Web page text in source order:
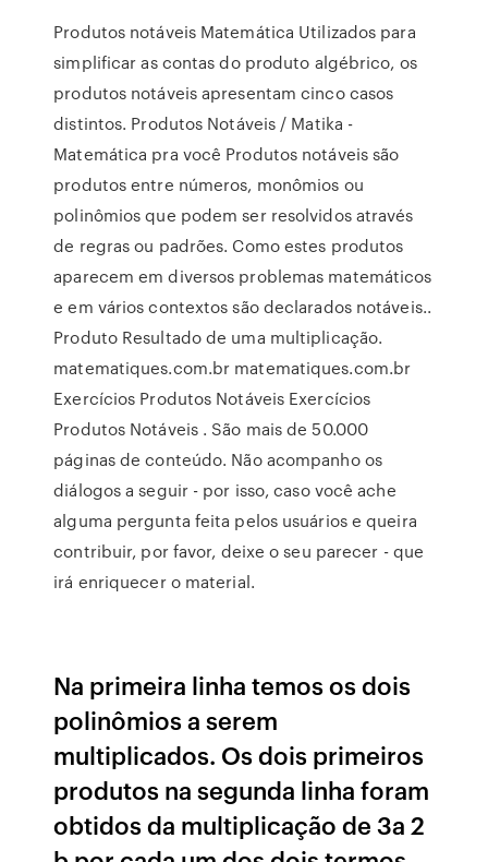
Produtos notáveis Matemática Utilizados para
simplificar as contas do produto algébrico, os
produtos notáveis apresentam cinco casos
distintos. Produtos Notáveis / Matika -
Matemática pra você Produtos notáveis são
produtos entre números, monômios ou
polinômios que podem ser resolvidos através
de regras ou padrões. Como estes produtos
aparecem em diversos problemas matemáticos
e em vários contextos são declarados notáveis..
Produto Resultado de uma multiplicação.
matematiques.com.br matematiques.com.br
Exercícios Produtos Notáveis Exercícios
Produtos Notáveis . São mais de 50.000
páginas de conteúdo. Não acompanho os
diálogos a seguir - por isso, caso você ache
alguma pergunta feita pelos usuários e queira
contribuir, por favor, deixe o seu parecer - que
irá enriquecer o material.
Na primeira linha temos os dois
polinômios a serem
multiplicados. Os dois primeiros
produtos na segunda linha foram
obtidos da multiplicação de 3a 2